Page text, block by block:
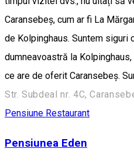
Caransebeș, cum ar fi La
de Kolpinghaus. Suntem siguri
dumneavoastră la
ce are de oferit Caransebeș.
Str. Subdeal nr. 4C,
Pensiune Restaurant
Pensiunea Eden